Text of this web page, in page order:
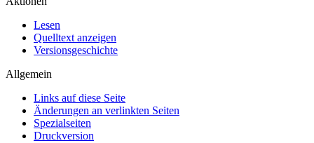
Lesen
Quelltext anzeigen
Versionsgeschichte
Allgemein
Links auf diese Seite
Änderungen an verlinkten Seiten
Spezialseiten
Druckversion